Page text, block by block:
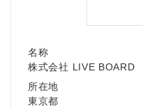
名称
株式会社 LIVE BOARD
所在地
東京都